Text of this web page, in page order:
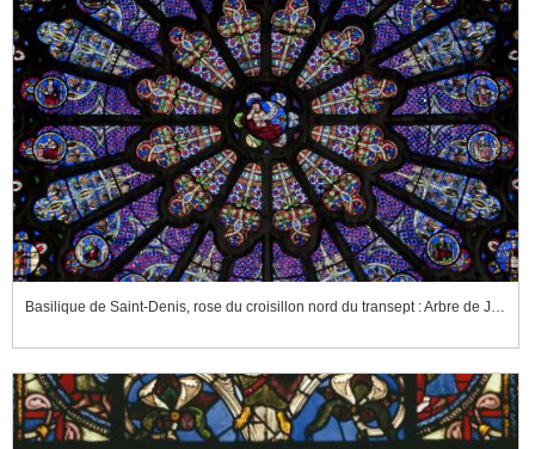
Basilique de Saint-Denis, rose du croisillon nord du transept : Arbre de Jessé